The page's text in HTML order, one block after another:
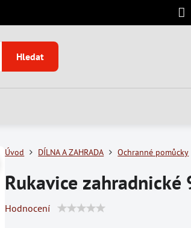
Hledat
Úvod DÍLNA A ZAHRADA Ochranné pomůcky
Rukavice zahradnické
Hodnocení